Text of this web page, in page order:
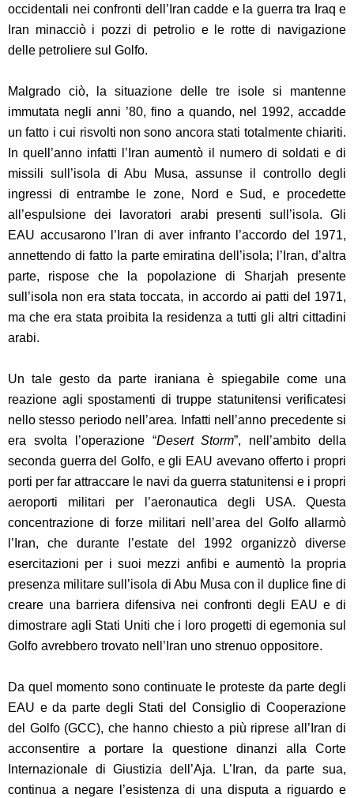
occidentali nei confronti dell’Iran cadde e la guerra tra Iraq e
Iran minacciò i pozzi di petrolio e le rotte di navigazione
delle petroliere sul Golfo.
Malgrado ciò, la situazione delle tre isole si mantenne
immutata negli anni ’80, fino a quando, nel 1992, accadde
un fatto i cui risvolti non sono ancora stati totalmente chiariti.
In quell’anno infatti l’Iran aumentò il numero di soldati e di
missili sull’isola di Abu Musa, assunse il controllo degli
ingressi di entrambe le zone, Nord e Sud, e procedette
all’espulsione dei lavoratori arabi presenti sull’isola. Gli
EAU accusarono l’Iran di aver infranto l’accordo del 1971,
annettendo di fatto la parte emiratina dell’isola; l’Iran, d’altra
parte, rispose che la popolazione di Sharjah presente
sull’isola non era stata toccata, in accordo ai patti del 1971,
ma che era stata proibita la residenza a tutti gli altri cittadini
arabi.
Un tale gesto da parte iraniana è spiegabile come una
reazione agli spostamenti di truppe statunitensi verificatesi
nello stesso periodo nell’area. Infatti nell’anno precedente si
era svolta l’operazione “Desert Storm”, nell’ambito della
seconda guerra del Golfo, e gli EAU avevano offerto i propri
porti per far attraccare le navi da guerra statunitensi e i propri
aeroporti militari per l’aeronautica degli USA. Questa
concentrazione di forze militari nell’area del Golfo allarmò
l’Iran, che durante l’estate del 1992 organizzò diverse
esercitazioni per i suoi mezzi anfibi e aumentò la propria
presenza militare sull’isola di Abu Musa con il duplice fine di
creare una barriera difensiva nei confronti degli EAU e di
dimostrare agli Stati Uniti che i loro progetti di egemonia sul
Golfo avrebbero trovato nell’Iran uno strenuo oppositore.
Da quel momento sono continuate le proteste da parte degli
EAU e da parte degli Stati del Consiglio di Cooperazione
del Golfo (GCC), che hanno chiesto a più riprese all’Iran di
acconsentire a portare la questione dinanzi alla Corte
Internazionale di Giustizia dell’Aja. L’Iran, da parte sua,
continua a negare l’esistenza di una disputa a riguardo e